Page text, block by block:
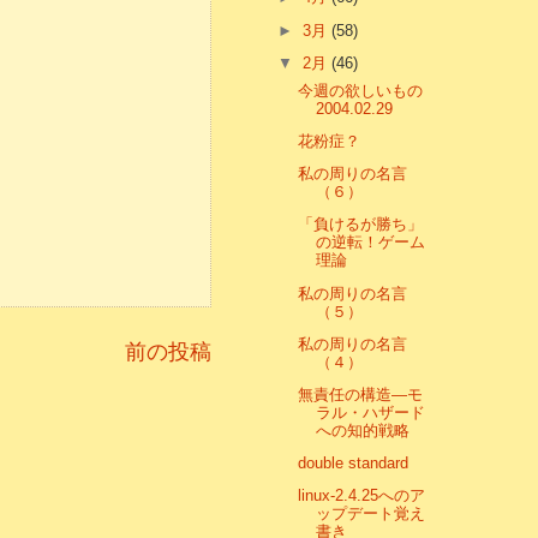
前の投稿
►3月(58)
▼ 2月(46)
今週の欲しいもの
2004.02.29
花粉症？
私の周りの名言
（６）
「負けるが勝ち」
の逆転！ゲーム
理論
私の周りの名言
（５）
私の周りの名言
（４）
無責任の構造―モ
ラル・ハザード
への知的戦略
double standard
linux-2.4.25へのア
ップデート覚え
書き